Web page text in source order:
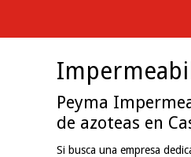
Peyma
de azoteas en
Si busca una empresa